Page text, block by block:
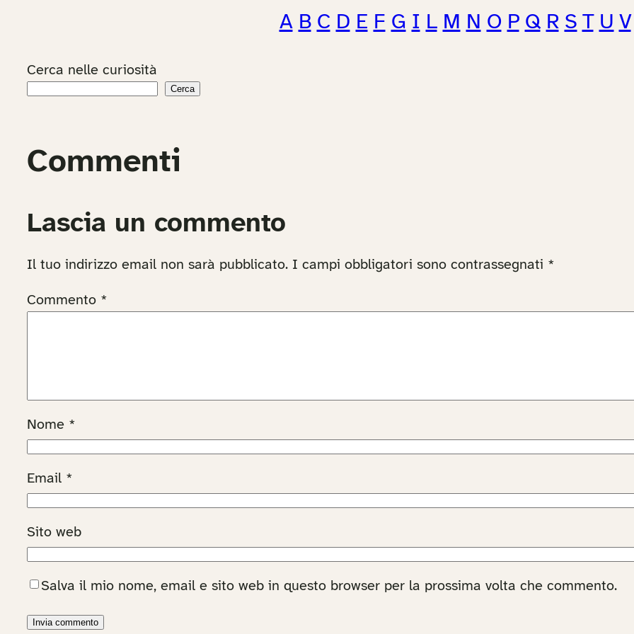
A B C D E F G I L M N O P Q R S T U V
Cerca nelle curiosità
Cerca
Commenti
Lascia un commento
Il tuo indirizzo email non sarà pubblicato. I campi obbligatori sono contrassegnati *
Commento *
Nome *
Email *
Sito web
Salva il mio nome, email e sito web in questo browser per la prossima volta che commento.